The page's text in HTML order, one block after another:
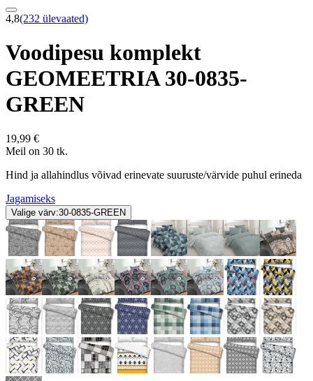
4,8(232 ülevaated)
Voodipesu komplekt
GEOMEETRIA 30-0835-
GREEN
19,99 €
Meil on 30 tk.
Hind ja allahindlus võivad erinevate suuruste/värvide puhul erineda
Jagamiseks
Valige värv:30-0835-GREEN